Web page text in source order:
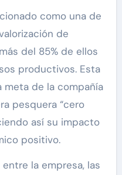
como una de
de
del 85% de ellos
productivos. Esta
de la compañía
pesquera “cero
así su impacto
positivo.
la empresa, las